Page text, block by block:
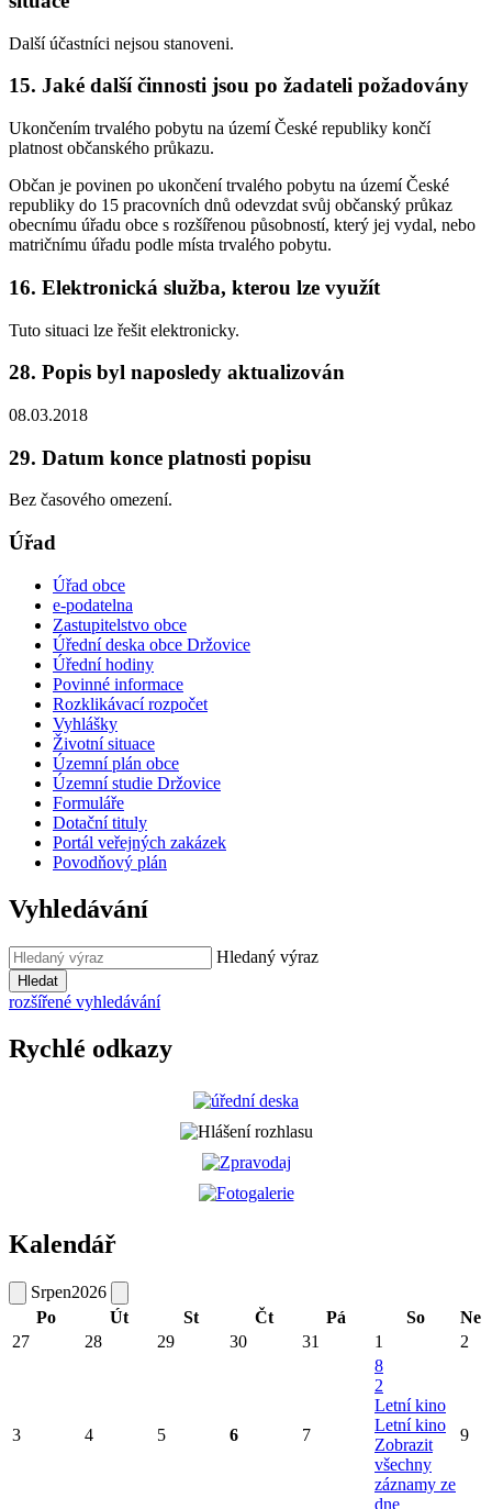
Další účastníci nejsou stanoveni.
15. Jaké další činnosti jsou po žadateli požadovány
Ukončením trvalého pobytu na území České republiky končí
platnost občanského průkazu.
Občan je povinen po ukončení trvalého pobytu na území České
republiky do 15 pracovních dnů odevzdat svůj občanský průkaz
obecnímu úřadu obce s rozšířenou působností, který jej vydal, nebo
matričnímu úřadu podle místa trvalého pobytu.
16. Elektronická služba, kterou lze využít
Tuto situaci lze řešit elektronicky.
28. Popis byl naposledy aktualizován
08.03.2018
29. Datum konce platnosti popisu
Bez časového omezení.
Úřad
Úřad obce
e-podatelna
Zastupitelstvo obce
Úřední deska obce Držovice
Úřední hodiny
Povinné informace
Rozklikávací rozpočet
Vyhlášky
Životní situace
Územní plán obce
Územní studie Držovice
Formuláře
Dotační tituly
Portál veřejných zakázek
Povodňový plán
Vyhledávání
Hledaný výraz
Hledat
rozšířené vyhledávání
Rychlé odkazy
Kalendář
Srpen2026
Po
Út St Čt Pá So
Ne
27
28 29 30 31 1 2
3 4 5 6 7
8
2
Letní kino
Letní kino
Zobrazit
všechny
záznamy ze
dne
9